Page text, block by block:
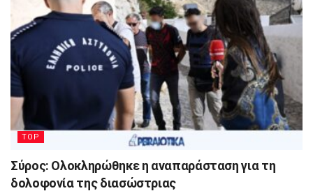
TOP
Σύρος: Ολοκληρώθηκε η αναπαράσταση για τη
δολοφονία της διασώστριας